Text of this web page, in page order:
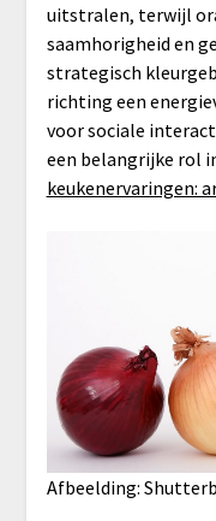
uitstralen, terwijl
saamhorigheid en
strategisch
richting een
voor sociale
een belangrijke rol
keukenervaringen:
Afbeelding: